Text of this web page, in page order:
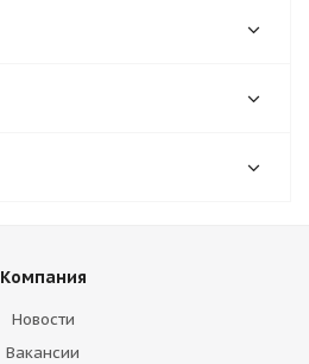
Компания
Новости
Вакансии